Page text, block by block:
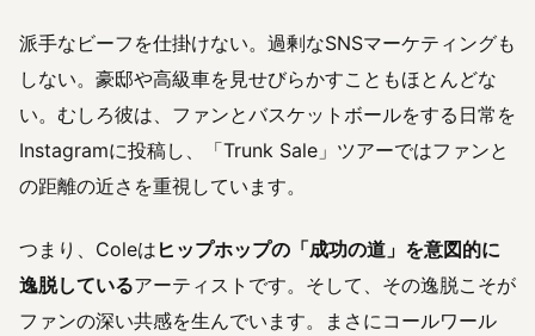
派手なビーフを仕掛けない。過剰なSNSマーケティングも
しない。豪邸や高級車を見せびらかすこともほとんどな
い。むしろ彼は、ファンとバスケットボールをする日常を
Instagramに投稿し、「Trunk Sale」ツアーではファンと
の距離の近さを重視しています。
つまり、Coleは ヒップホップの「成功の道」を意図的に
逸脱しているアーティストです。そして、その逸脱こそが
ファンの深い共感を生んでいます。まさにコールワール